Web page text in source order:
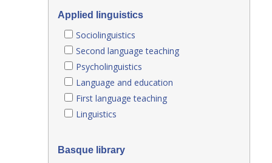
Applied linguistics
Sociolinguistics
Second language teaching
Psycholinguistics
Language and education
First language teaching
Linguistics
Basque library